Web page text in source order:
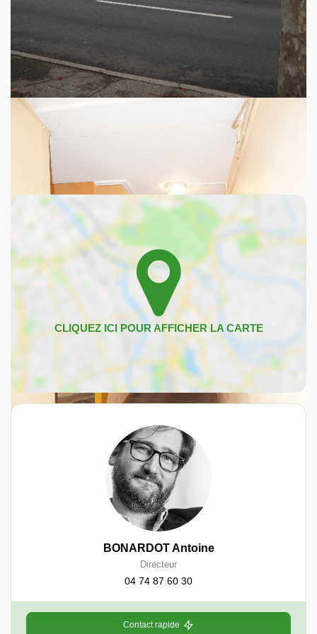
commerciaux et 3 Appartements (T2, T3 et T3) - Surface
couverte d'environ : 280 M² - Rendement brut actuel : 20
400 Euros/An - + Dépendance à réhabiliter - Terrain
attenant clos de murs -
Découvrez votre futur quartier
Avec votre expert L'immobilier d'Antoine
BONARDOT Antoine
Directeur
04 74 87 60 30
Contact rapide